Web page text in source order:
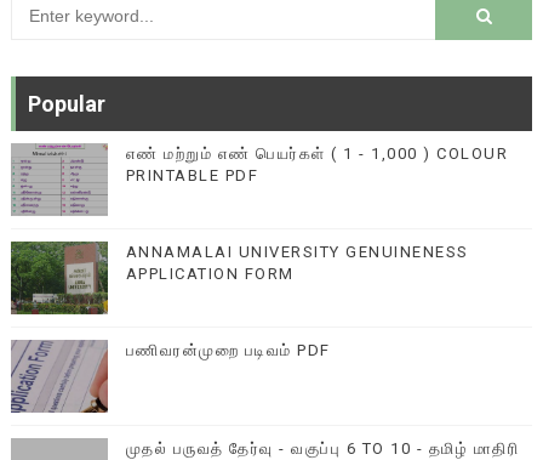
Popular
எண் மற்றும் எண் பெயர்கள் ( 1 - 1,000 ) COLOUR
PRINTABLE PDF
ANNAMALAI UNIVERSITY GENUINENESS
APPLICATION FORM
பணிவரன்முறை படிவம் PDF
முதல் பருவத் தேர்வு - வகுப்பு 6 TO 10 - தமிழ் மாதிரி